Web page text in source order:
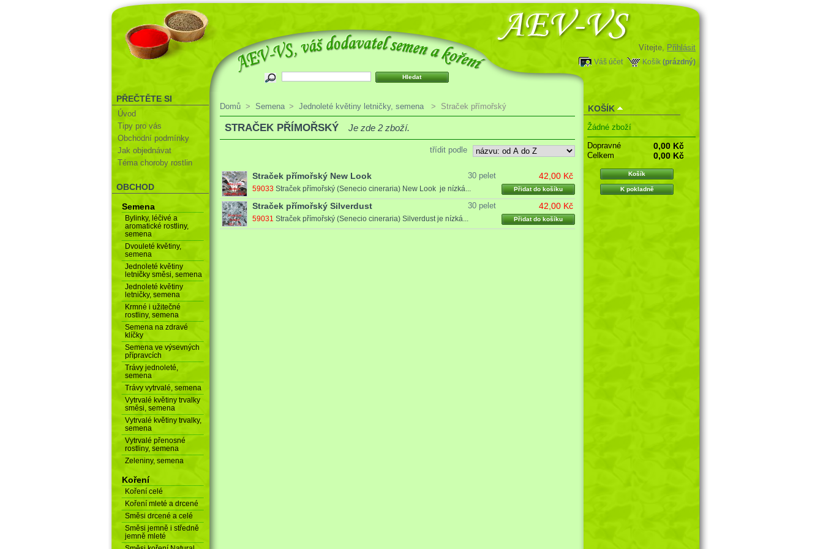
Vítejte, Přihlásit
Košík (prázdný)
Váš účet
PŘEČTĚTE SI
Úvod
Tipy pro vás
Obchodní podmínky
Jak objednávat
Téma choroby rostlin
OBCHOD
Semena
Bylinky, léčivé a
aromatické rostliny,
semena
Dvouleté květiny,
semena
Jednoleté květiny
letničky směsi, semena
Jednoleté květiny
letničky, semena
Krmné i užitečné
rostliny, semena
Semena na zdravé
klíčky
Semena ve výsevných
přípravcích
Trávy jednoleté,
semena
Trávy vytrvalé, semena
Vytrvalé květiny trvalky
směsi, semena
Vytrvalé květiny trvalky,
semena
Vytrvalé přenosné
rostliny, semena
Zeleniny, semena
Koření
Koření celé
Koření mleté a drcené
Směsi drcené a celé
Směsi jemně i středně
jemně mleté
Domů > Semena > Jednoleté květiny letničky, semena > Straček přímořský
STRAČEK PŘÍMOŘSKÝ Je zde 2 zboží.
třídit podle
Straček přímořský New Look 30 pelet
59033 Straček přímořský (Senecio cineraria) New Look je nízká...
42,00 Kč
Přidat do košíku
Straček přímořský Silverdust 30 pelet
59031 Straček přímořský (Senecio cineraria) Silverdust je nízká...
42,00 Kč
Přidat do košíku
KOŠÍK
Žádné zboží
Dopravné
0,00 Kč
Celkem 0,00 Kč
Košík
K pokladně